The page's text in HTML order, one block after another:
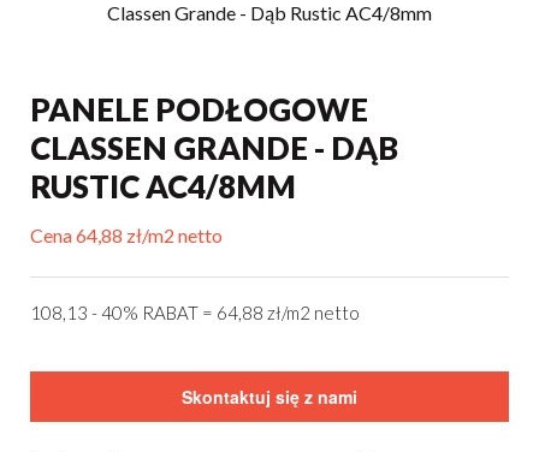
Classen Grande - Dąb Rustic AC4/8mm
PANELE PODŁOGOWE
CLASSEN GRANDE - DĄB
RUSTIC AC4/8MM
Cena 64,88 zł/m2 netto
108,13 - 40% RABAT = 64,88 zł/m2 netto
Skontaktuj się z nami